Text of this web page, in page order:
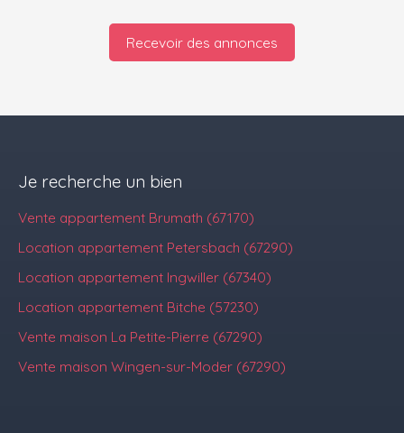
Recevoir des annonces
Je recherche un bien
Vente appartement Brumath (67170)
Location appartement Petersbach (67290)
Location appartement Ingwiller (67340)
Location appartement Bitche (57230)
Vente maison La Petite-Pierre (67290)
Vente maison Wingen-sur-Moder (67290)